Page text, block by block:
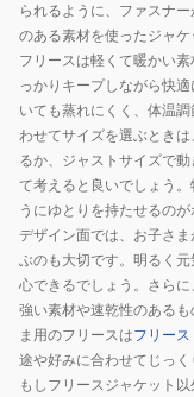
られるように、ファスナ
のある素材を使ったジャケ
フリースは軽くて暖かい
っかりキープしながら快
いても蒸れにくく、体温
わせてサイズを選ぶとき
るか、ジャストサイズで
て考えると良いでしょう
うにゆとりを持たせるのが
デザイン面では、お子さ
ぶのも大切です。明るく
心できるでしょう。さら
強い素材や速乾性のある
ま用のフリースはフリー
途や好みに合わせてじっく
もしフリースジャケット